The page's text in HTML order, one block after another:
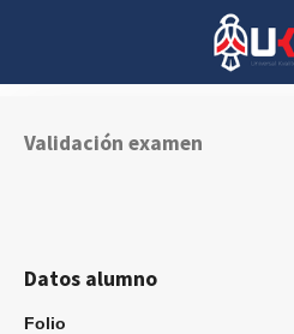
Validación examen
Datos alumno
Folio